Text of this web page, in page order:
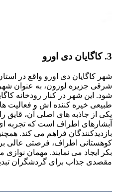
3. کاگایان دی اورو
شهر کاگایان دی اورو واقع در
‌شرقی جزیره لوزون، به عنوان
شود. این شهر در کنار رودخانه
طبیعی خیره ‌کننده ‌اش و فعالیت‌
یکی از جاذبه ‌های اصلی آن، قایق
آبشارهای اطراف است که تجربه ‌ای
بازدیدکنندگان فراهم می ‌کند.
کوهستانی اطراف، فرصتی عالی
بکر ایجاد می نمایند. مهمان
مقصدی جذاب برای گردشگران